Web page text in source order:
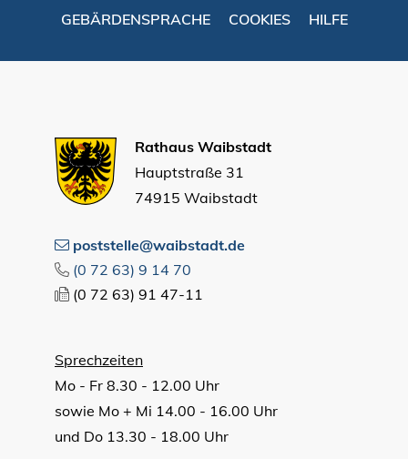
GEBÄRDENSPRACHE
COOKIES HILFE
Rathaus Waibstadt
Hauptstraße 31
74915 Waibstadt
poststelle@waibstadt.de
(0 72 63) 9 14 70
(0 72 63) 91 47-11
Sprechzeiten
Mo - Fr 8.30 - 12.00 Uhr
sowie Mo + Mi 14.00 - 16.00 Uhr
und Do 13.30 - 18.00 Uhr